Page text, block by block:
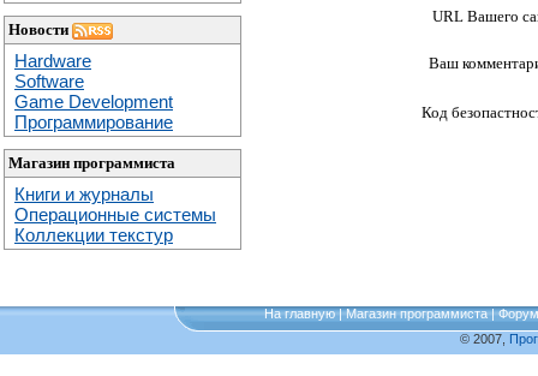
Новости
Hardware
Software
Game Development
Программирование
Магазин программиста
Книги и журналы
Операционные системы
Коллекции текстур
URL Вашего
Ваш
Код
На главную|Магазин программиста|Форум
© 2007,